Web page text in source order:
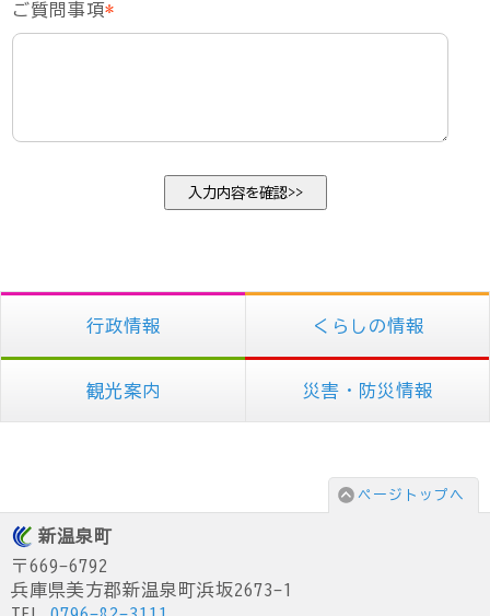
ご質問事項*
行政情報 くらしの情報
観光案内 災害・防災情報
ページトップへ
新温泉町
〒669-6792
兵庫県美方郡新温泉町浜坂2673-1